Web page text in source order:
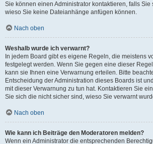
Sie können einen Administrator kontaktieren, falls Sie
wieso Sie keine Dateianhänge anfügen können.
Nach oben
Weshalb wurde ich verwarnt?
In jedem Board gibt es eigene Regeln, die meistens
festgelegt werden. Wenn Sie gegen eine dieser
kann sie Ihnen eine Verwarnung erteilen. Bitte
Entscheidung der Administration dieses Boards ist
mit dieser Verwarnung zu tun hat. Kontaktieren Sie
Sie sich die nicht sicher sind, wieso Sie verwarnt
Nach oben
Wie kann ich Beiträge den Moderatoren melden?
Wenn ein Administrator die entsprechenden